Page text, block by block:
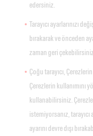
edersiniz.
Tarayıcı ayarlarınızı
bırakarak ve önceden
zaman geri çekebilirsiniz.
Çoğu tarayıcı,
Çerezlerin kullanımını
kullanabilirsiniz.
istemiyorsanız,
ayarını devre dışı